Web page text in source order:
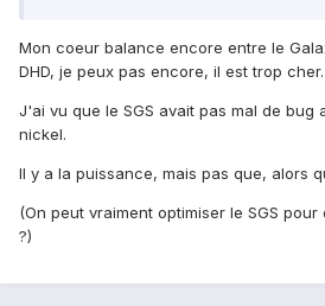
Mon coeur balance encore entre le
DHD, je peux pas encore, il est trop cher.
J'ai vu que le SGS avait pas mal de bug
nickel.
Il y a la puissance, mais pas que, alors
(On peut vraiment optimiser le SGS
?)